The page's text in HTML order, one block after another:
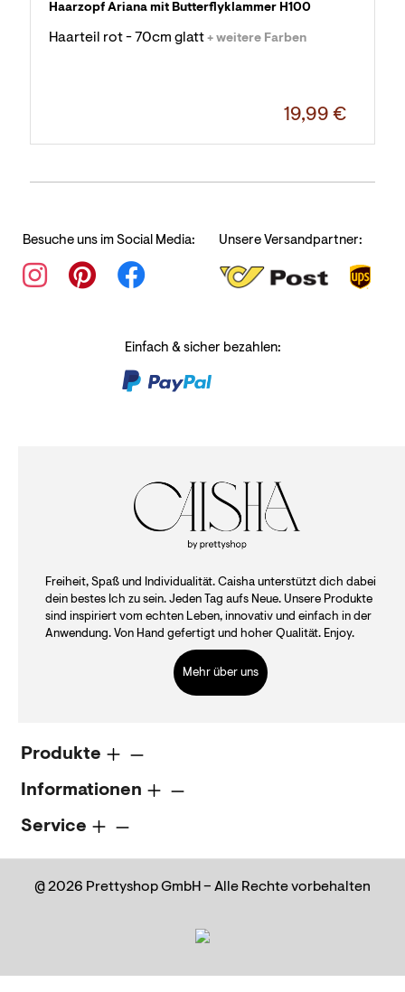
Haarzopf Ariana mit Butterflyklammer H100
Haarteil rot - 70cm glatt + weitere Farben
19,99 €
Besuche uns im Social Media: Unsere Versandpartner:
Einfach & sicher bezahlen:
Freiheit, Spaß und Individualität. Caisha unterstützt dich dabei
dein bestes Ich zu sein. Jeden Tag aufs Neue. Unsere Produkte
sind inspiriert vom echten Leben, innovativ und einfach in der
Anwendung. Von Hand gefertigt und hoher Qualität. Enjoy.
Mehr über uns
Produkte
Informationen
Service
@ 2026 Prettyshop GmbH – Alle Rechte vorbehalten